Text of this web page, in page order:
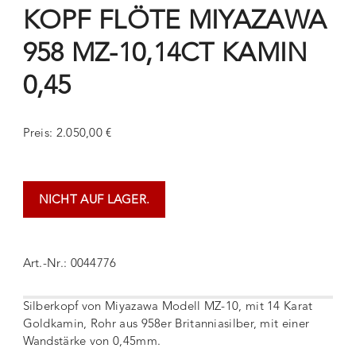
KOPF FLÖTE MIYAZAWA
958 MZ-10,14CT KAMIN
0,45
Preis: 2.050,00 €
NICHT AUF LAGER.
Art.-Nr.: 0044776
Silberkopf von Miyazawa Modell MZ-10, mit 14 Karat
Goldkamin, Rohr aus 958er Britanniasilber, mit einer
Wandstärke von 0,45mm.